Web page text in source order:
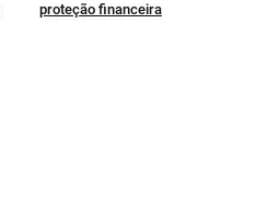
proteção financeira